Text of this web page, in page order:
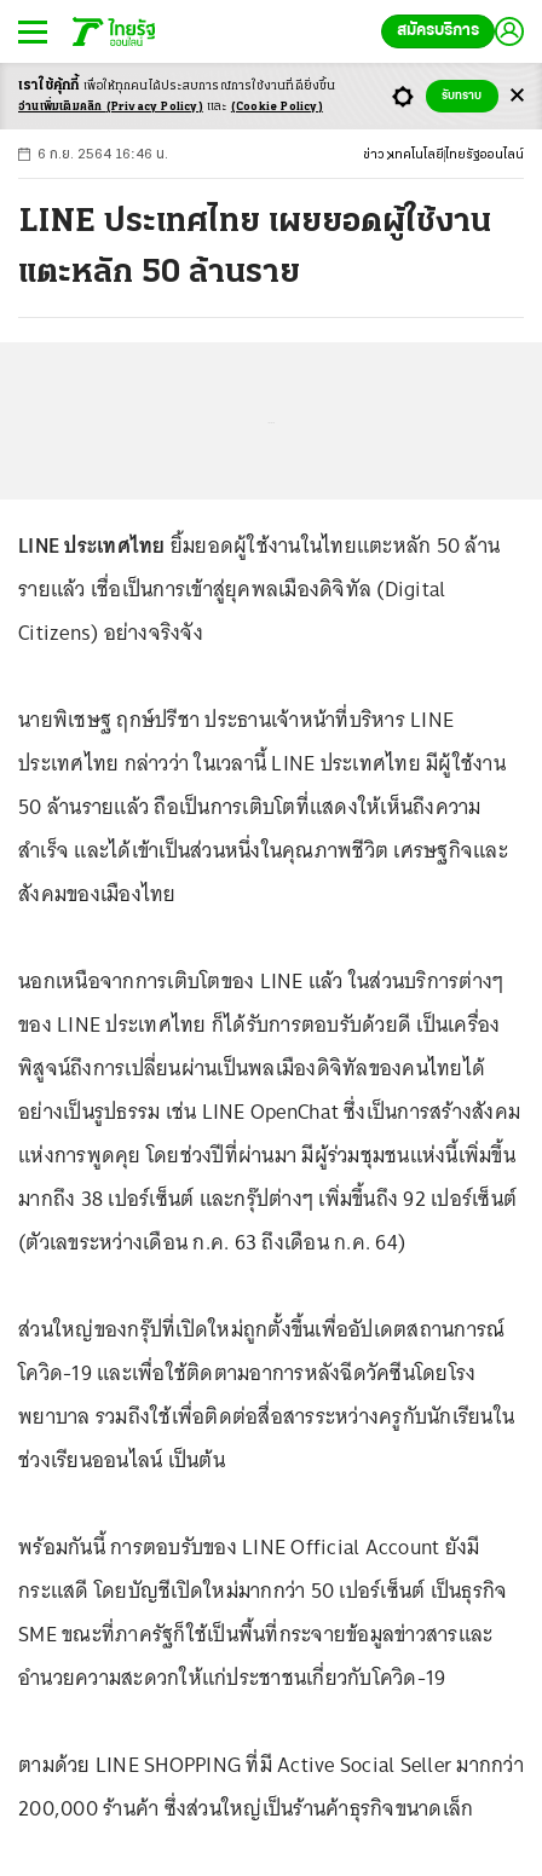
สมัครบริการ
-ก ก ก+
6 ก.ย. 2564 16:46 น. ข่าว เทคโนโลยี ไทยรัฐออนไลน์
LINE ประเทศไทย เผยยอดผู้ใช้งาน
แตะหลัก 50 ล้านราย
LINE ประเทศไทย ยิ้มยอดผู้ใช้งานในไทยแตะหลัก 50 ล้าน
รายแล้ว เชื่อเป็นการเข้าสู่ยุคพลเมืองดิจิทัล (Digital
Citizens) อย่างจริงจัง
นายพิเชษฐ ฤกษ์ปรีชา ประธานเจ้าหน้าที่บริหาร LINE
ประเทศไทย กล่าวว่า ในเวลานี้ LINE ประเทศไทย มีผู้ใช้งาน
50 ล้านรายแล้ว ถือเป็นการเติบโตที่แสดงให้เห็นถึงความ
สำเร็จ และได้เข้าเป็นส่วนหนึ่งในคุณภาพชีวิต เศรษฐกิจและ
สังคมของเมืองไทย
นอกเหนือจากการเติบโตของ LINE แล้ว ในส่วนบริการต่างๆ
ของ LINE ประเทศไทย ก็ได้รับการตอบรับด้วยดี เป็นเครื่อง
พิสูจน์ถึงการเปลี่ยนผ่านเป็นพลเมืองดิจิทัลของคนไทยได้
อย่างเป็นรูปธรรม เช่น LINE OpenChat ซึ่งเป็นการสร้างสังคม
แห่งการพูดคุย โดยช่วงปีที่ผ่านมา มีผู้ร่วมชุมชนแห่งนี้เพิ่มขึ้น
มากถึง 38 เปอร์เซ็นต์ และกรุ๊ปต่างๆ เพิ่มขึ้นถึง 92 เปอร์เซ็นต์
(ตัวเลขระหว่างเดือน ก.ค. 63 ถึงเดือน ก.ค. 64)
ส่วนใหญ่ของกรุ๊ปที่เปิดใหม่ถูกตั้งขึ้นเพื่ออัปเดตสถานการณ์
โควิด-19 และเพื่อใช้ติดตามอาการหลังฉีดวัคซีนโดยโรง
พยาบาล รวมถึงใช้เพื่อติดต่อสื่อสารระหว่างครูกับนักเรียนใน
ช่วงเรียนออนไลน์ เป็นต้น
พร้อมกันนี้ การตอบรับของ LINE Official Account ยังมี
กระแสดี โดยบัญชีเปิดใหม่มากกว่า 50 เปอร์เซ็นต์ เป็นธุรกิจ
SME ขณะที่ภาครัฐก็ใช้เป็นพื้นที่กระจายข้อมูลข่าวสารและ
อำนวยความสะดวกให้แก่ประชาชนเกี่ยวกับโควิด-19
ตามด้วย LINE SHOPPING ที่มี Active Social Seller มากกว่า
200,000 ร้านค้า ซึ่งส่วนใหญ่เป็นร้านค้าธุรกิจขนาดเล็ก
เราใช้คุ้กกี้ เพื่อให้ทุกคนได้ประสบการณ์การใช้งานที่ดียิ่งขึ้น
อ่านเพิ่มเติมคลิก (Privacy Policy) และ (Cookie Policy)
รับทราบ